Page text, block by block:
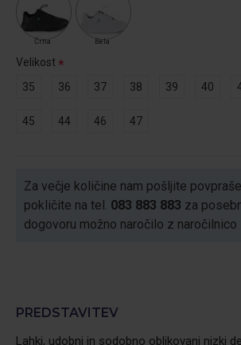
Črna Bela
Velikost
35
36 37 38 39 40
45 44 46 47
Za večje količine nam pošljite
pokličite na tel. 083 883 883 za
dogovoru možno naročilo z naročilnico
PREDSTAVITEV
Lahki, udobni in sodobno oblikovani nizki